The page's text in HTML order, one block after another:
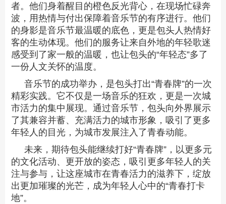
者。他们身着醒目的橙色反光背心，在现场忙碌奔
波，用热情与付出保障着音乐节的有序进行。他们
的身影是音乐节最温暖的底色，更是包头人热情好
客的生动体现。他们的服务让来自外地的年轻歌迷
感受到了家一般的温暖，也让包头的“年轻态”多了
一份人文关怀的温度。
音乐节的成功举办，是包头打出“青春牌”的一次
精彩实践。它不仅是一场音乐的狂欢，更是一次城
市活力的集中展现。通过音乐节，包头向外界展示
了其兼容并蓄、充满活力的城市形象，吸引了更多
年轻人的目光，为城市发展注入了青春动能。
未来，期待包头能继续打好“青春牌”，以更多元
的文化活动、更开放的姿态，吸引更多年轻人的关
注与参与，让这座城市在青春活力的滋养下，绽放
出更加璀璨的光芒，成为年轻人心中的“青春打卡
地”。